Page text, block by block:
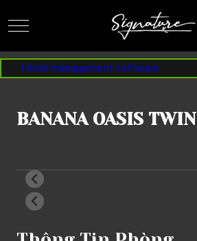
Hotel management software
BANANA OASIS TWIN